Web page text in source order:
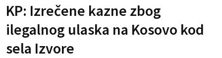
KP: Izrečene kazne zbog
ilegalnog ulaska na Kosovo kod
sela Izvore